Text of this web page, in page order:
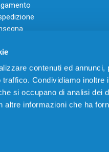
contenuti ed annunci,
Condividiamo
si occupano di analisi dei
altre informazioni che ha